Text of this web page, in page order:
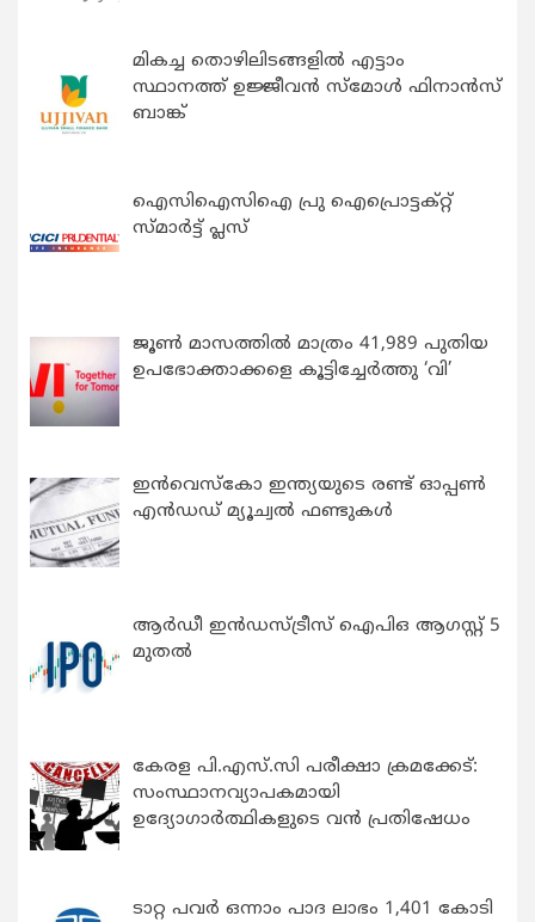
മികച്ച തൊഴിലിടങ്ങളിൽ എട്ടാം
സ്ഥാനത്ത് ഉജ്ജീവൻ സ്മോൾ ഫിനാൻസ്
ബാങ്ക്
ഐസിഐസിഐ പ്രു ഐപ്രൊട്ടക്റ്റ്
സ്മാർട്ട് പ്ലസ്
ജൂൺ മാസത്തിൽ മാത്രം 41,989 പുതിയ
ഉപഭോക്താക്കളെ കൂട്ടിച്ചേർത്തു ‘വി’
ഇന്‍വെസ്കോ ഇന്ത്യയുടെ രണ്ട് ഓപ്പണ്‍
എന്‍ഡഡ് മ്യൂച്വല്‍ ഫണ്ടുകള്‍
ആർഡീ ഇൻഡസ്ട്രീസ് ഐപിഒ ആഗസ്റ്റ് 5
മുതൽ
കേരള പി.എസ്.സി പരീക്ഷാ ക്രമക്കേട്:
സംസ്ഥാനവ്യാപകമായി
ഉദ്യോഗാര്‍ത്ഥികളുടെ വന്‍ പ്രതിഷേധം
ടാറ്റ പവർ ഒന്നാം പാദ ലാഭം 1,401 കോടി